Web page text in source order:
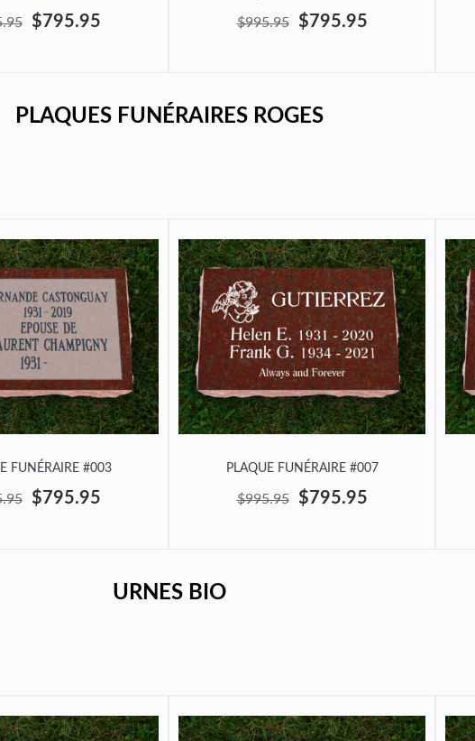
$795.95 $995.95 $795.95
PLAQUES FUNÉRAIRES ROGES
FUNÉRAIRE #003
$795.95
PLAQUE FUNÉRAIRE #007
$995.95 $795.95
URNES BIO